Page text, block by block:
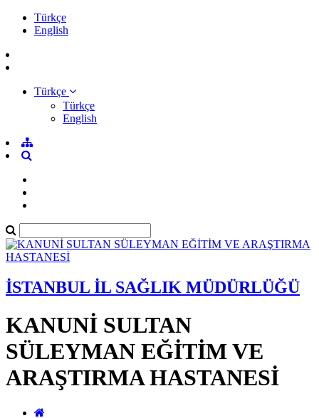
Türkçe
English
Türkçe
Türkçe
English
İSTANBUL İL SAĞLIK MÜDÜRLÜĞÜ
KANUNİ SULTAN
SÜLEYMAN EĞİTİM VE
ARAŞTIRMA HASTANESİ